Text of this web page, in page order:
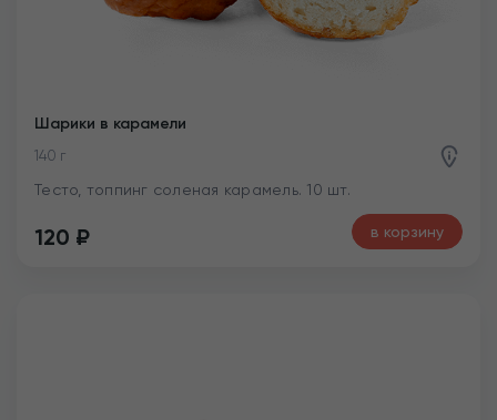
Шарики в карамели
140 г
Тесто, топпинг соленая карамель. 10 шт.
120 ₽ в корзину